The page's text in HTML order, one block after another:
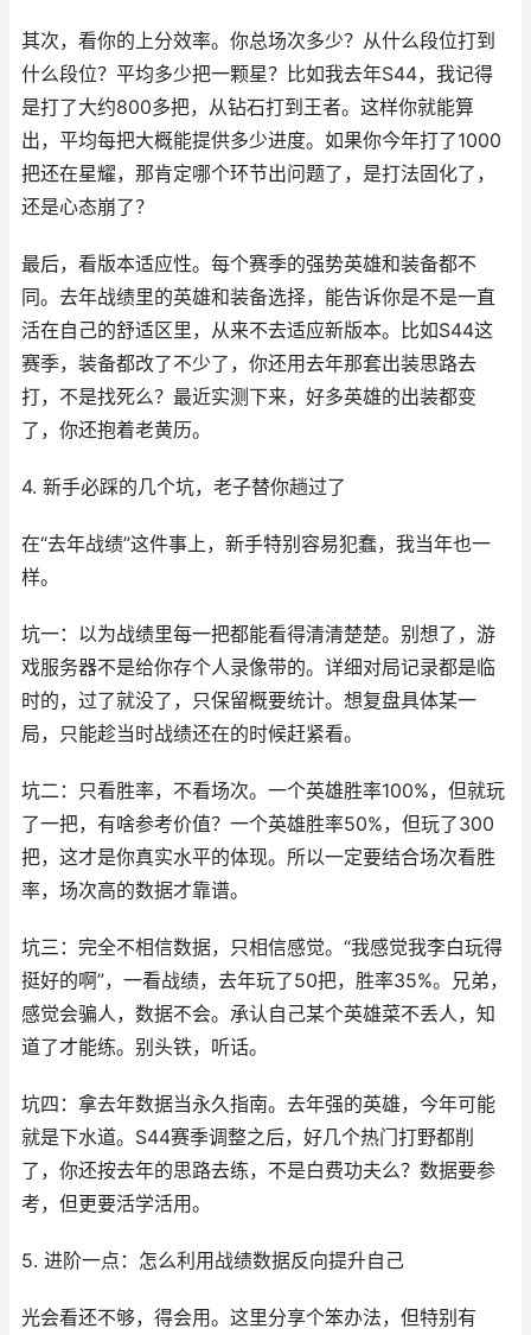
其次，看你的上分效率。你总场次多少？从什么段位打到
什么段位？平均多少把一颗星？比如我去年S44，我记得
是打了大约800多把，从钻石打到王者。这样你就能算
出，平均每把大概能提供多少进度。如果你今年打了1000
把还在星耀，那肯定哪个环节出问题了，是打法固化了，
还是心态崩了？
最后，看版本适应性。每个赛季的强势英雄和装备都不
同。去年战绩里的英雄和装备选择，能告诉你是不是一直
活在自己的舒适区里，从来不去适应新版本。比如S44这
赛季，装备都改了不少了，你还用去年那套出装思路去
打，不是找死么？最近实测下来，好多英雄的出装都变
了，你还抱着老黄历。
4. 新手必踩的几个坑，老子替你趟过了
在“去年战绩”这件事上，新手特别容易犯蠢，我当年也一
样。
坑一：以为战绩里每一把都能看得清清楚楚。别想了，游
戏服务器不是给你存个人录像带的。详细对局记录都是临
时的，过了就没了，只保留概要统计。想复盘具体某一
局，只能趁当时战绩还在的时候赶紧看。
坑二：只看胜率，不看场次。一个英雄胜率100%，但就玩
了一把，有啥参考价值？一个英雄胜率50%，但玩了300
把，这才是你真实水平的体现。所以一定要结合场次看胜
率，场次高的数据才靠谱。
坑三：完全不相信数据，只相信感觉。“我感觉我李白玩得
挺好的啊”，一看战绩，去年玩了50把，胜率35%。兄弟，
感觉会骗人，数据不会。承认自己某个英雄菜不丢人，知
道了才能练。别头铁，听话。
坑四：拿去年数据当永久指南。去年强的英雄，今年可能
就是下水道。S44赛季调整之后，好几个热门打野都削
了，你还按去年的思路去练，不是白费功夫么？数据要参
考，但更要活学活用。
5. 进阶一点：怎么利用战绩数据反向提升自己
光会看还不够，得会用。这里分享个笨办法，但特别有